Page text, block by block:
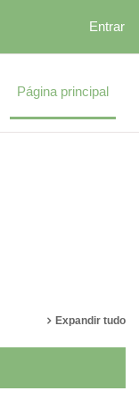
Entrar
Página principal
Expandir tudo